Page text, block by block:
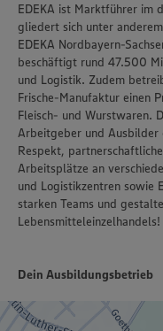
EDEKA ist Marktführer im
gliedert sich unter
EDEKA Nordbayern-
beschäftigt rund 47.500
und Logistik. Zudem
Frische-Manufaktur einen
Fleisch- und Wurstwaren.
Arbeitgeber und Ausbilder
Respekt,
Arbeitsplätze an
und Logistikzentren sowie
starken Teams und
Lebensmitteleinzelhandels!
Dein Ausbildungsbetrieb